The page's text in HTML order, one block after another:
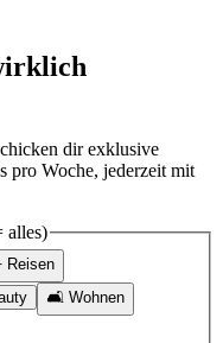
dir exklusive
pro Woche, jederzeit mit
alles)
Reisen
🛋️ Wohnen